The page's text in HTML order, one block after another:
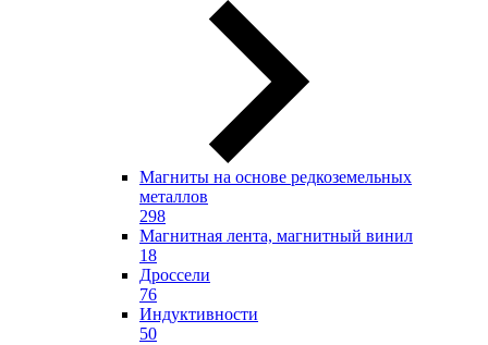
Магниты на основе редкоземельных
металлов
298
Магнитная лента, магнитный винил
18
Дроссели
76
Индуктивности
50